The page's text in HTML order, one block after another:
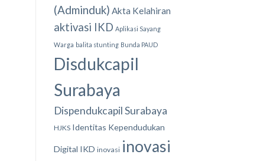
(Adminduk) Akta Kelahiran
aktivasi IKD Aplikasi Sayang
Warga balita stunting Bunda PAUD
Disdukcapil
Surabaya
Dispendukcapil Surabaya
HJKS Identitas Kependudukan
Digital IKD inovasi inovasi